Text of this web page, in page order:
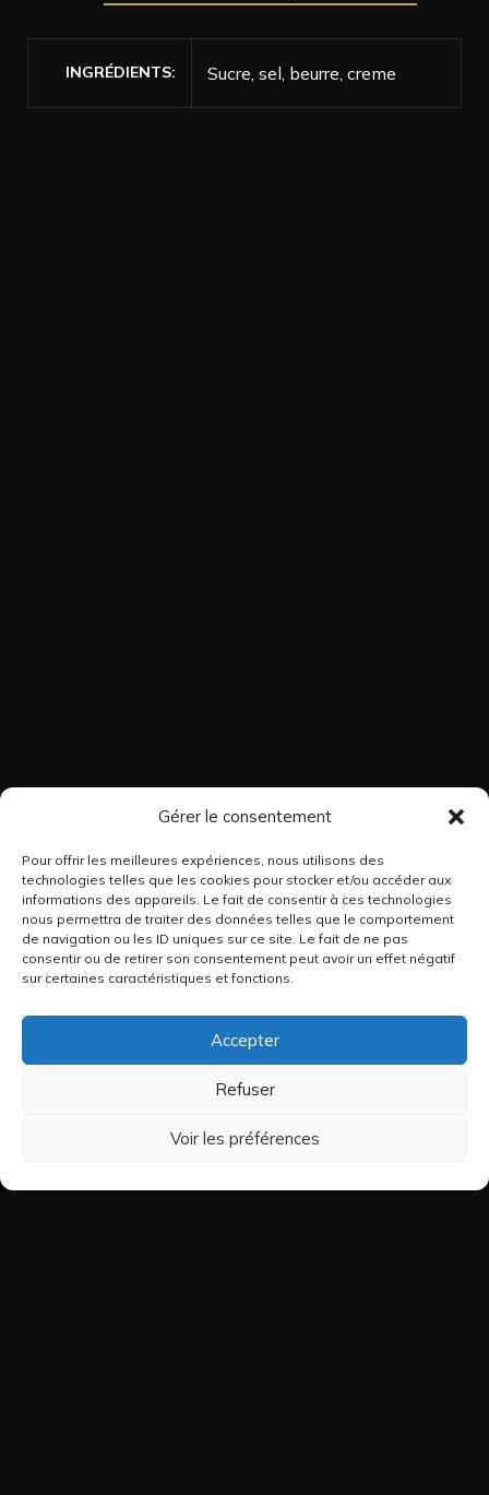
Gérer le consentement
Pour offrir les meilleures expériences, nous utilisons des
technologies telles que les cookies pour stocker et/ou accéder aux
informations des appareils. Le fait de consentir à ces technologies
nous permettra de traiter des données telles que le comportement
de navigation ou les ID uniques sur ce site. Le fait de ne pas
consentir ou de retirer son consentement peut avoir un effet négatif
sur certaines caractéristiques et fonctions.
Accepter
Refuser
Voir les préférences
INGRÉDIENTS Sucre, sel, beurre, creme